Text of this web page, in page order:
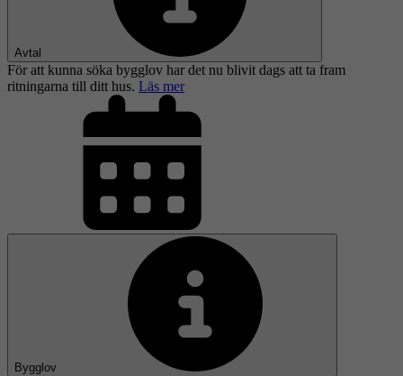
Avtal
För att kunna söka bygglov har det nu blivit dags att ta fram
ritningarna till ditt hus. Läs mer
Bygglov